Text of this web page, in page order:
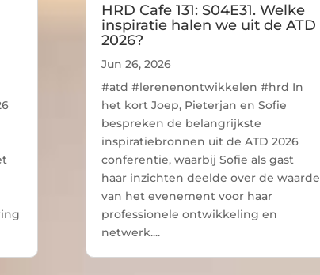
HRD Cafe 131: S04E31. Welke
inspiratie halen we uit de ATD
2026?
Jun 26, 2026
#atd #lerenenontwikkelen #hrd In
het kort Joep, Pieterjan en Sofie
bespreken de belangrijkste
inspiratiebronnen uit de ATD 2026
conferentie, waarbij Sofie als gast
haar inzichten deelde over de waarde
van het evenement voor haar
professionele ontwikkeling en
netwerk....